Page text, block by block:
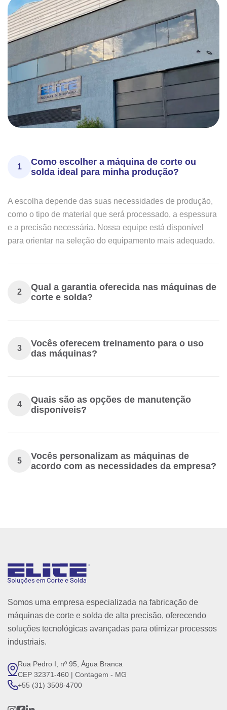
1
Como escolher a máquina de corte ou
solda ideal para minha produção?
A escolha depende das suas necessidades de produção,
como o tipo de material que será processado, a espessura
e a precisão necessária. Nossa equipe está disponível
para orientar na seleção do equipamento mais adequado.
2
Qual a garantia oferecida nas máquinas de
corte e solda?
3
Vocês oferecem treinamento para o uso
das máquinas?
4
Quais são as opções de manutenção
disponíveis?
5
Vocês personalizam as máquinas de
acordo com as necessidades da empresa?
Somos uma empresa especializada na fabricação de
máquinas de corte e solda de alta precisão, oferecendo
soluções tecnológicas avançadas para otimizar processos
industriais.
Rua Pedro I, nº 95, Água Branca
CEP 32371-460 | Contagem - MG
+55 (31) 3508-4700